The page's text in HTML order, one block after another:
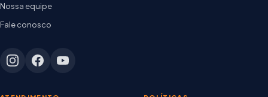
Nossa equipe
Fale conosco